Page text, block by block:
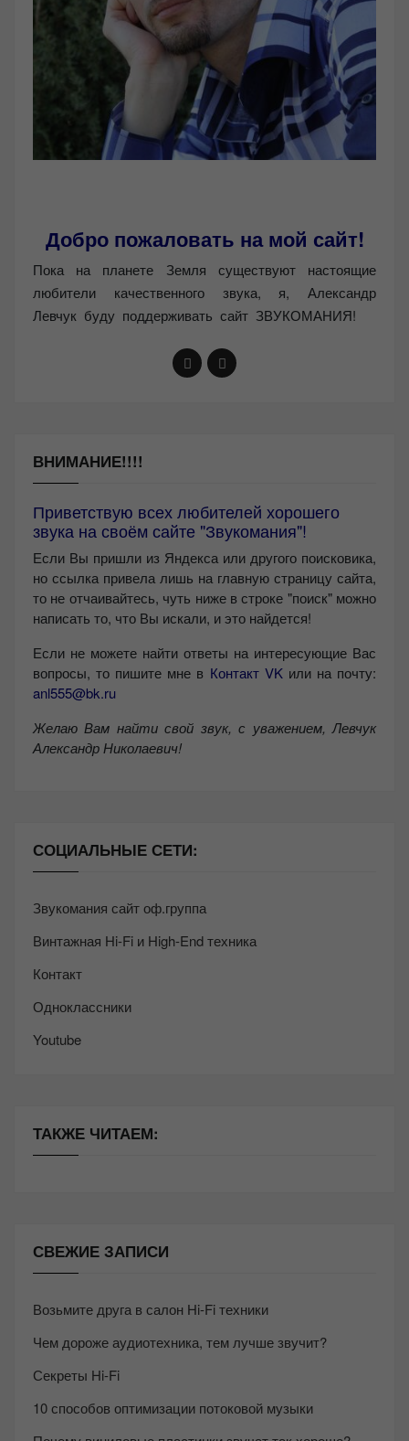
Добро пожаловать на мой сайт!
Пока на планете Земля существуют настоящие
любители качественного звука, я, Александр
Левчук буду поддерживать сайт ЗВУКОМАНИЯ!
ВНИМАНИЕ!!!!
Приветствую всех любителей хорошего
звука на своём сайте "Звукомания"!
Если Вы пришли из Яндекса или другого поисковика,
но ссылка привела лишь на главную страницу сайта,
то не отчаивайтесь, чуть ниже в строке "поиск" можно
написать то, что Вы искали, и это найдется!
Если не можете найти ответы на интересующие Вас
вопросы, то пишите мне в Контакт VKили на почту:
anl555@bk.ru
Желаю Вам найти свой звук, с уважением, Левчук
Александр Николаевич!
СОЦИАЛЬНЫЕ СЕТИ:
Звукомания сайт оф.группа
Винтажная Hi-Fi и High-End техника
Контакт
Одноклассники
Youtube
ТАКЖЕ ЧИТАЕМ:
СВЕЖИЕ ЗАПИСИ
Возьмите друга в салон Hi-Fi техники
Чем дороже аудиотехника, тем лучше звучит?
Секреты Hi-Fi
10 способов оптимизации потоковой музыки